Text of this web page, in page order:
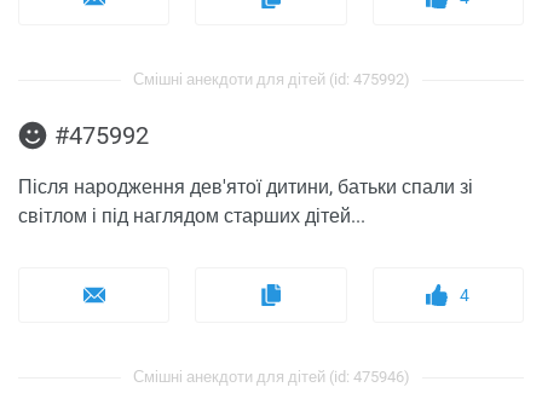
Смішні анекдоти для дітей (id: 475992)
#475992
Після народження дев'ятої дитини, батьки спали зі
світлом і під наглядом старших дітей...
4
Смішні анекдоти для дітей (id: 475946)